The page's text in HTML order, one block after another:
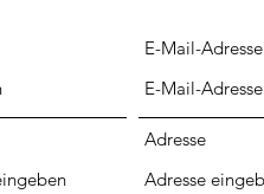
E-Mail-Adresse
Adresse